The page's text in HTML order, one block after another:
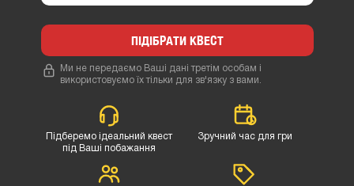
ПІДІБРАТИ КВЕСТ
Ми не передаємо Ваші дані третім особам і
використовуємо їх тільки для зв'язку з вами.
Підберемо ідеальний квест
під Ваші побажання
Зручний час для гри